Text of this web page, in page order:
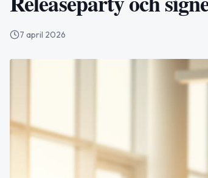
7 april 2026